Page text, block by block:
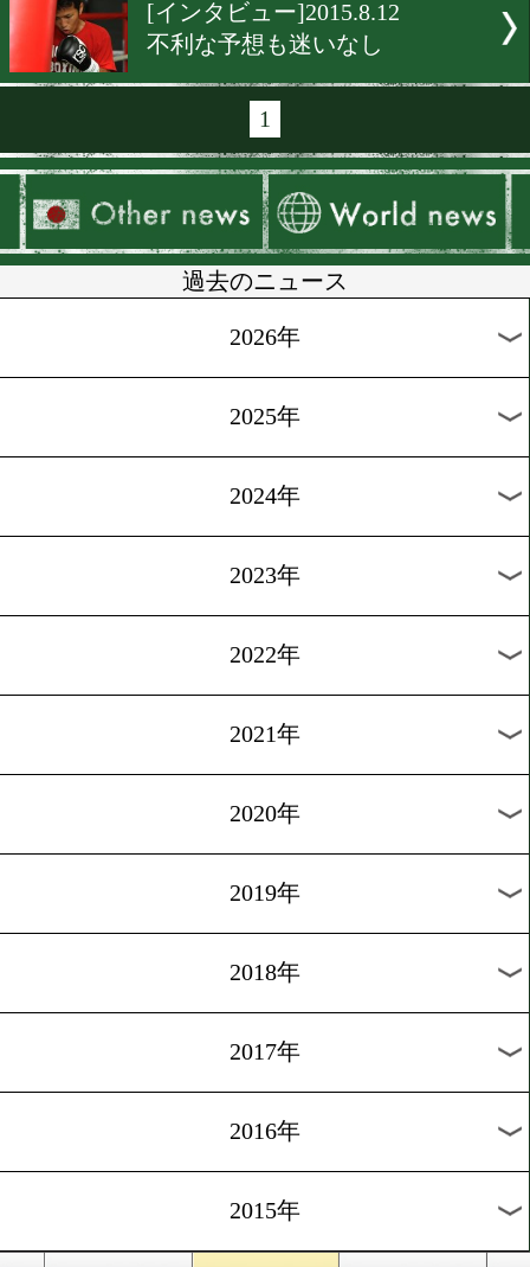
ー]2015.8.20
中谷「分岐点になる試合」
[ショートインタビュ
ー]2015.8.18
村田「ただの挑戦ではない
[インタビュー]2015.8.15
世界しか見ていない
[インタビュー]2015.8.14
生涯ボクサーでありたい
[インタビュー]2015.8.12
不利な予想も迷いなし
1
過去のニュース
2025年
2024年